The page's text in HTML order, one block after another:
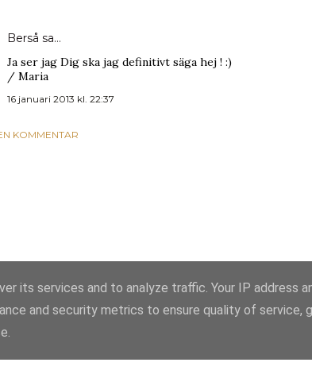
Berså sa…
Ja ser jag Dig ska jag definitivt säga hej ! :)
/ Maria
16 januari 2013 kl. 22:37
KOMMENTAR
Använder Blogger
its services and to analyze traffic. Your IP address
and security metrics to ensure quality of service,